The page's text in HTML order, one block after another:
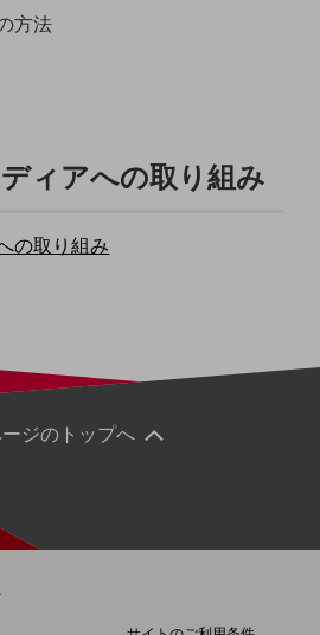
ご紹介します
ント情報をご紹介します
方法
ィアへの取り組み
の取り組み
ジのトップへ